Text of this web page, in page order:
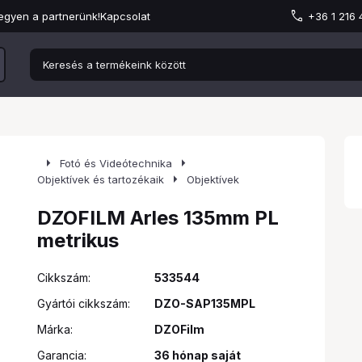
a partnerünk!Kapcsolat +36 1 216
arrow_right Fotó és Videótechnika arrow_right
Objektívek és tartozékaik arrow_right Objektívek
DZOFILM Arles 135mm PL
metrikus
Cikkszám:
533544
Gyártói cikkszám:
DZO-SAP135MPL
Márka:
DZOFilm
Garancia:
36 hónap saját